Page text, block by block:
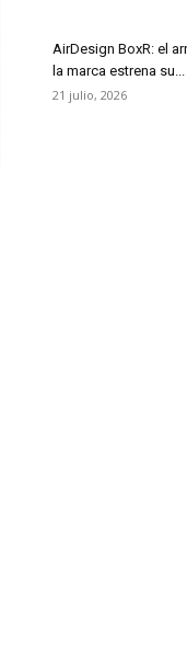
AirDesign BoxR: el
la marca estrena su...
21 julio, 2026